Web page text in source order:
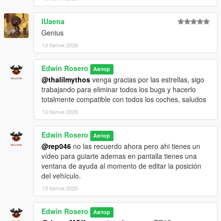
Mover Y adelante atras en ajuste: D-pad izquierda o
derecha
Mover X lateral en ajuste: L1 o LB mas D-pad izquierda
o derecha, o LeftShift mas flechas en teclado
Update 2.1 Nuevo
Se agrego todos los huesos de todos los autos, ahora ya
no se hundiran mas al momento de desenganchar el
vehiculo.
Correcciones menores del codigo para mejorar el
rendimiento.
Requisitos
GTA V actualizado
ScriptHookV
ScriptHookVDotNet3
Instalacion
IUaena
Genius
13 Квітня 2026
Edwin Rosero Автор
@thalilmythos venga gracias por las estrellas, sigo
trabajando para eliminar todos los bugs y hacerlo
totalmente compatible con todos los coches, saludos
13 Квітня 2026
Edwin Rosero Автор
@rep046 no las recuerdo ahora pero ahi tienes un
vídeo para guiarte ademas en pantalla tienes una
ventana de ayuda al momento de editar la posición
del vehículo.
13 Квітня 2026
Edwin Rosero Автор